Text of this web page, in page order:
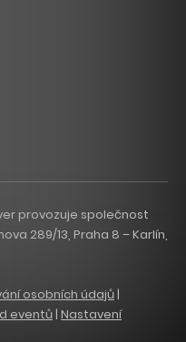
provozuje společnost
289/13, Praha 8 – Karlín,
osobních údajů|
eventů | Nastavení